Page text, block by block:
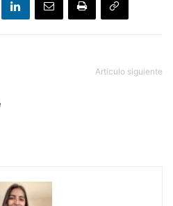
Artículo siguiente